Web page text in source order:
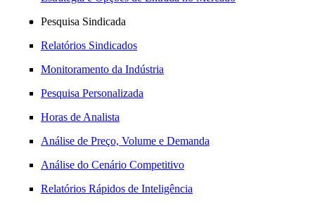
Pesquisa Sindicada
Relatórios Sindicados
Monitoramento da Indústria
Pesquisa Personalizada
Horas de Analista
Análise de Preço, Volume e Demanda
Análise do Cenário Competitivo
Relatórios Rápidos de Inteligência